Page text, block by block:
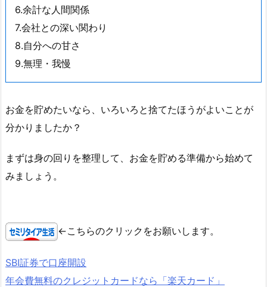
6.余計な人間関係
7.会社との深い関わり
8.自分への甘さ
9.無理・我慢
お金を貯めたいなら、いろいろと捨てたほうがよいことが
分かりましたか？
まずは身の回りを整理して、お金を貯める準備から始めて
みましょう。
←こちらのクリックをお願いします。
SBI証券で口座開設
年会費無料のクレジットカードなら「楽天カード」